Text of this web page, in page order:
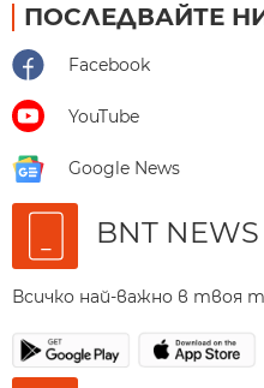
ПОСЛЕДВАЙТЕ
Facebook
YouTube
Google News
BNT
Всичко най-важно в твоя